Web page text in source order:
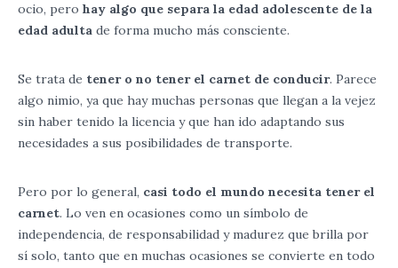
ocio, pero hay algo que separa la edad adolescente de la
edad adulta de forma mucho más consciente.
Se trata de tener o no tener el carnet de conducir. Parece
algo nimio, ya que hay muchas personas que llegan a la vejez
sin haber tenido la licencia y que han ido adaptando sus
necesidades a sus posibilidades de transporte.
Pero por lo general, casi todo el mundo necesita tener el
carnet. Lo ven en ocasiones como un símbolo de
independencia, de responsabilidad y madurez que brilla por
sí solo, tanto que en muchas ocasiones se convierte en todo